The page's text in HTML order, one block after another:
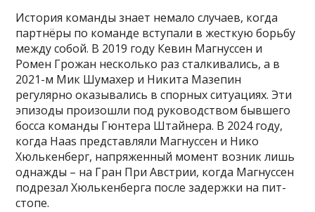
История команды знает немало случаев, когда
партнёры по команде вступали в жесткую борьбу
между собой. В 2019 году Кевин Магнуссен и
Ромен Грожан несколько раз сталкивались, а в
2021-м Мик Шумахер и Никита Мазепин
регулярно оказывались в спорных ситуациях. Эти
эпизоды произошли под руководством бывшего
босса команды Гюнтера Штайнера. В 2024 году,
когда Haas представляли Магнуссен и Нико
Хюлькенберг, напряженный момент возник лишь
однажды – на Гран При Австрии, когда Магнуссен
подрезал Хюлькенберга после задержки на пит-
стопе.